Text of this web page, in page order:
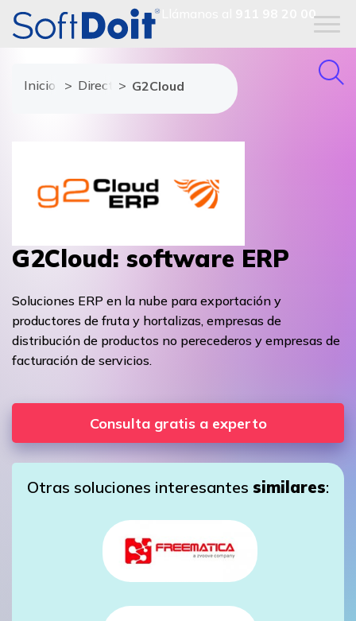
911 98 20 00
Inicio Directorio de proveedores
G2Cloud
G2Cloud: software ERP
Soluciones ERP en la nube para exportación y
productores de fruta y hortalizas, empresas de
distribución de productos no perecederos y empresas de
facturación de servicios.
Consulta gratis a experto
Otras soluciones interesantes similares: